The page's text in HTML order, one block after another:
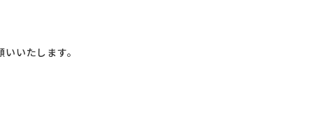
いたします。